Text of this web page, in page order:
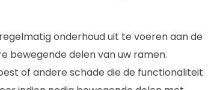
onderhoud uit te voeren aan de
bewegende delen van uw ramen.
of andere schade die de functionaliteit